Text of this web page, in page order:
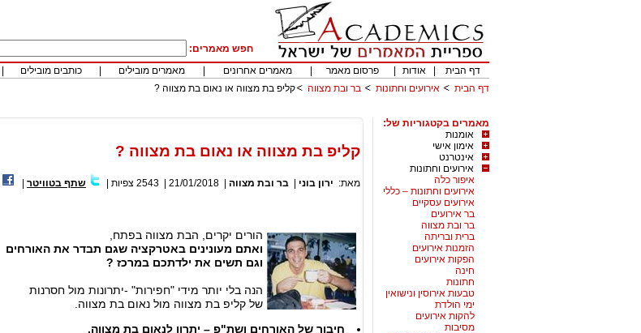
חפש מאמרים:
דף הבית
אודות פרסום מאמר מאמרים אחרונים מאמרים מובילים כותבים מובילים
דף הבית
אירועים וחתונות בר ובת מצווה קליפ בת מצווה או נאום בת מצווה ?
מאמרים בקטגוריות של:
אומנות
אימון אישי
אינטרנט
אירועים וחתונות
איפור כלה
אירועים וחתונות – כללי
אירועים עסקיים
בר אירועים
בר ובת מצווה
ברית ובריתה
הזמנות אירועים
הפקות אירועים
חינה
חתונות
טבעות אירוסין ונישואין
ימי הולדת
להקות אירועים
מסיבות
קליפ בת מצווה או נאום בת מצווה ?
מאת: ירון בוני בר ובת מצווה 21/01/2018
2543 צפיות שתף בטוויטר
הורים יקרים, הבת מצווה בפתח,
ואתם מעונינים באטרקציה שגם תבדר את האורחים
וגם תשים את ילדתכם במרכז ?
הנה בלי יותר מידי "חפירות" -יתרונות מול חסרנות
של קליפ בת מצווה מול נאום בת מצווה.
חיבור של האורחים ושת"פ – יתרון לנאום בת מצווה.